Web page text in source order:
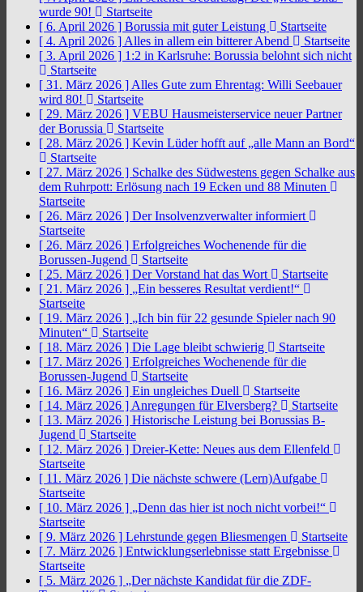
wurde 90!
Startseite
[ 6. April 2026 ] Borussia mit guter Leistung
Startseite
[ 4. April 2026 ] Alles in allem ein bitterer Abend
Startseite
[ 3. April 2026 ] 1:2 in Karlsruhe: Borussia belohnt sich nicht
Startseite
[ 31. März 2026 ] Alles Gute zum Ehrentag: Willi Seebauer
wird 80!
Startseite
[ 29. März 2026 ] VEBU Hausmeisterservice neuer Partner
der Borussia
Startseite
[ 28. März 2026 ] Kevin Lüder hofft auf „alle Mann an Bord“
Startseite
[ 27. März 2026 ] Schalke des Südwestens gegen Schalke aus
dem Ruhrpott: Erlösung nach 19 Ecken und 88 Minuten
Startseite
[ 26. März 2026 ] Der Insolvenzverwalter informiert
Startseite
[ 26. März 2026 ] Erfolgreiches Wochenende für die
Borussen-Jugend
Startseite
[ 25. März 2026 ] Der Vorstand hat das Wort
Startseite
[ 21. März 2026 ] „Ein besseres Resultat verdient!“
Startseite
[ 19. März 2026 ] „Ich bin für 22 gesunde Spieler nach 90
Minuten“
Startseite
[ 18. März 2026 ] Die Lage bleibt schwierig
Startseite
[ 17. März 2026 ] Erfolgreiches Wochenende für die
Borussen-Jugend
Startseite
[ 16. März 2026 ] Ein ungleiches Duell
Startseite
[ 14. März 2026 ] Anregungen für Elversberg?
Startseite
[ 13. März 2026 ] Historische Leistung bei Borussias B-
Jugend
Startseite
[ 12. März 2026 ] Dreier-Kette: Neues aus dem Ellenfeld
Startseite
[ 11. März 2026 ] Die nächste schwere (Lern)Aufgabe
Startseite
[ 10. März 2026 ] „Denn das hier ist noch nicht vorbei!“
Startseite
[ 9. März 2026 ] Lehrstunde gegen Bliesmengen
Startseite
[ 7. März 2026 ] Entwicklungserlebnisse statt Ergebnisse
Startseite
[ 5. März 2026 ] „Der nächste Kandidat für die ZDF-